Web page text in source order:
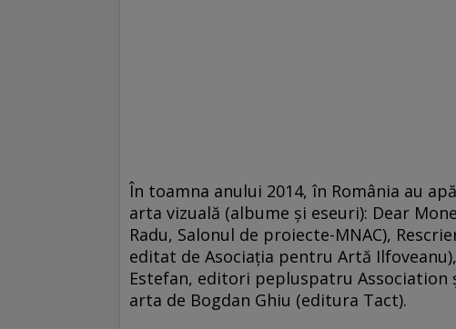
În toamna anului 2014, în România au
arta vizuală (albume şi eseuri): Dear
Radu, Salonul de proiecte-MNAC),
editat de Asociaţia pentru Artă
Estefan, editori pepluspatru Association
arta de Bogdan Ghiu (editura Tact).